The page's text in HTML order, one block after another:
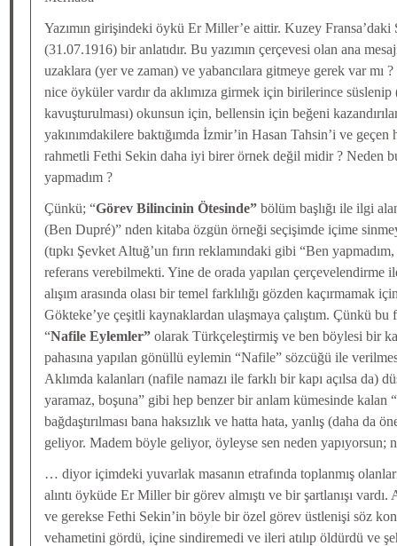
Yazımın girişindeki öykü Er Miller’e aittir. Kuzey Fransa’daki
(31.07.1916) bir anlatıdır. Bu yazımın çerçevesi olan ana
uzaklara (yer ve zaman) ve yabancılara gitmeye gerek var mı ?
nice öyküler vardır da aklımıza girmek için birilerince
kavuşturulması) okunsun için, bellensin için beğeni
yakınımdakilere baktığımda İzmir’in Hasan Tahsin’i ve
rahmetli Fethi Sekin daha iyi birer örnek değil midir ? Neden
yapmadım ?
Çünkü; “Görev Bilincinin Ötesinde” bölüm başlığı ile ilgi
(Ben Dupré)” nden kitaba özgün örneği seçişimde içime
(tıpkı Şevket Altuğ’un fırın reklamındaki gibi “Ben
referans verebilmekti. Yine de orada yapılan çerçevelendirme
alışım arasında olası bir temel farklılığı gözden kaçırmamak
Gökteke’ye çeşitli kaynaklardan ulaşmaya çalıştım. Çünkü
“Nafile Eylemler” olarak Türkçeleştirmiş ve ben böylesi bir
pahasına yapılan gönüllü eylemin “Nafile” sözcüğü ile
Aklımda kalanları (nafile namazı ile farklı bir kapı açılsa da)
yaramaz, boşuna” gibi hep benzer bir anlam kümesinde kalan
bağdaştırılması bana haksızlık ve hatta hata, yanlış (daha da
geliyor. Madem böyle geliyor, öyleyse sen neden yapıyorsun;
… diyor içimdeki yuvarlak masanın etrafında toplanmış
alıntı öyküde Er Miller bir görev almıştı ve bir şartlanışı
ve gerekse Fethi Sekin’in böyle bir özel görev üstlenişi söz
vehametini gördü, içine sindiremedi ve ileri atılıp öldürdü ve